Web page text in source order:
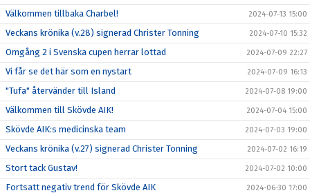
Välkommen tillbaka Charbel! 2024-07-13 15:00
Veckans krönika (v.28) signerad Christer Tonning 2024-07-10 15:32
Omgång 2 i Svenska cupen herrar lottad 2024-07-09 22:27
Vi får se det här som en nystart 2024-07-09 16:13
"Tufa" återvänder till Island 2024-07-08 19:00
Välkommen till Skövde AIK! 2024-07-04 15:00
Skövde AIK:s medicinska team 2024-07-03 19:00
Veckans krönika (v.27) signerad Christer Tonning 2024-07-02 16:19
Stort tack Gustav! 2024-07-02 10:00
Fortsatt negativ trend för Skövde AIK 2024-06-30 17:00